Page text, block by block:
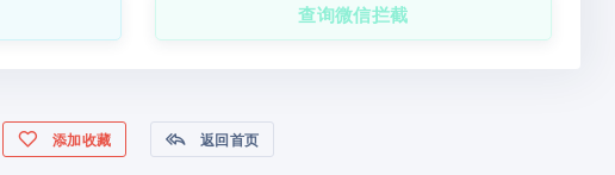
查询微信拦截
添加收藏 返回首页